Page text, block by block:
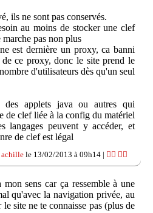
ils ne sont pas conservés.
au moins de stocker une clef
pas non plus
est dernière un proxy, ca banni
de ce proxy, donc le site prend le
d'utilisateurs dès qu'un seul
applets java ou autres qui
de clef liée à la config du matériel
langages peuvent y accéder, et
de clef est légal
achille le 13/02/2013 à 09h14 | 👍🏽 👎🏽
sens car ça ressemble à une
qu'avec la navigation privée, au
site ne te connaisse pas (plus de